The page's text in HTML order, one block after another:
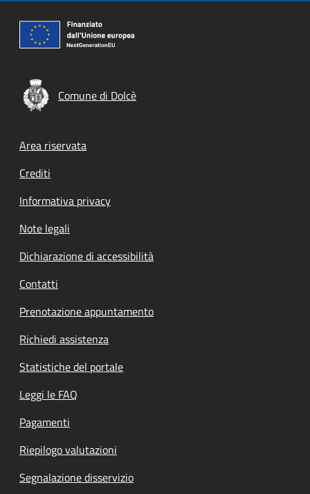
Comune di Dolcè
Footer menu
Area riservata
Crediti
Informativa privacy
Note legali
Dichiarazione di accessibilità
Contatti
Prenotazione appuntamento
Richiedi assistenza
Statistiche del portale
Leggi le FAQ
Pagamenti
Riepilogo valutazioni
Segnalazione disservizio